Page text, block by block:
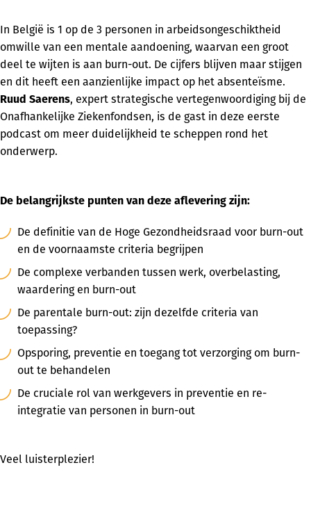
In België is 1 op de 3 personen in arbeidsongeschiktheid
omwille van een mentale aandoening, waarvan een groot
deel te wijten is aan burn-out. De cijfers blijven maar stijgen
en dit heeft een aanzienlijke impact op het absenteïsme.
Ruud Saerens, expert strategische vertegenwoordiging bij de
Onafhankelijke Ziekenfondsen, is de gast in deze eerste
podcast om meer duidelijkheid te scheppen rond het
onderwerp.
De belangrijkste punten van deze aflevering zijn:
De definitie van de Hoge Gezondheidsraad voor burn-out
en de voornaamste criteria begrijpen
De complexe verbanden tussen werk, overbelasting,
waardering en burn-out
De parentale burn-out: zijn dezelfde criteria van
toepassing?
Opsporing, preventie en toegang tot verzorging om burn-
out te behandelen
De cruciale rol van werkgevers in preventie en re-
integratie van personen in burn-out
Veel luisterplezier!